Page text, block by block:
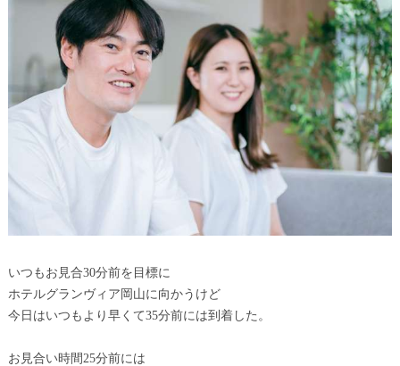
いつもお見合30分前を目標に
ホテルグランヴィア岡山に向かうけど
今日はいつもより早くて35分前には到着した。
お見合い時間25分前には